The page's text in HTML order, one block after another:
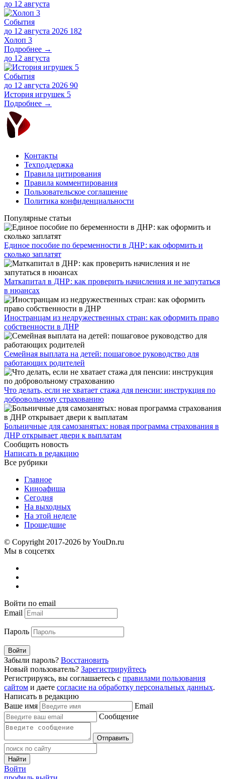
до 12 августа
События
до 12 августа 2026 182
Холоп 3
Подробнее →
до 12 августа
События
до 12 августа 2026 90
История игрушек 5
Подробнее →
Контакты
Техподдержка
Правила цитирования
Правила комментирования
Пользовательское соглашение
Политика конфиденциальности
Популярные статьи
Единое пособие по беременности в ДНР: как оформить и
сколько заплатят
​Маткапитал в ДНР: как проверить начисления и не запутаться
в нюансах
Иностранцам из недружественных стран: как оформить право
собственности в ДНР
Семейная выплата на детей: пошаговое руководство для
работающих родителей
Что делать, если не хватает стажа для пенсии: инструкция по
добровольному страхованию
Больничные для самозанятых: новая программа страхования в
ДНР открывает двери к выплатам
Сообщить новость
Написать в редакцию
Все рубрики
Главное
Киноафиша
Сегодня
На выходных
На этой неделе
Прошедшие
© Copyright 2017-2026 by YouDn.ru
Мы в соцсетях
Войти по email
Email
Пароль
Войти
Забыли пароль? Восстановить
Новый пользователь? Зарегистрируйтесь
Регистрируясь, вы соглашаетесь с правилами пользования
сайтом и даете согласие на обработку персональных данных.
Написать в редакцию
Ваше имя
Email
Сообщение
Отправить
Найти
Войти